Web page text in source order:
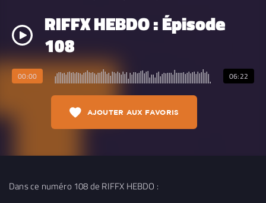
RIFFX HEBDO : Épisode
108
00:00 06:22
AJOUTER AUX FAVORIS
Dans ce numéro 108 de RIFFX HEBDO :